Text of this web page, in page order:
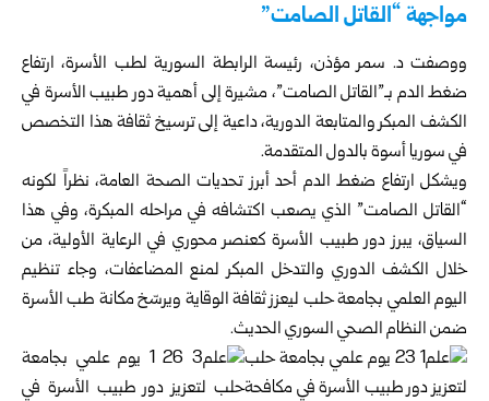
مواجهة “القاتل الصامت”
ووصفت د. سمر مؤذن، رئيسة الرابطة السورية لطب الأسرة، ارتفاع
ضغط الدم بـ”القاتل الصامت”، مشيرة إلى أهمية دور طبيب الأسرة في
الكشف المبكر والمتابعة الدورية، داعية إلى ترسيخ ثقافة هذا التخصص
في سوريا أسوة بالدول المتقدمة.
ويشكل ارتفاع ضغط الدم أحد أبرز تحديات الصحة العامة، نظراً لكونه
“القاتل الصامت” الذي يصعب اكتشافه في مراحله المبكرة، وفي هذا
السياق، يبرز دور طبيب الأسرة كعنصر محوري في الرعاية الأولية، من
خلال الكشف الدوري والتدخل المبكر لمنع المضاعفات، وجاء تنظيم
اليوم العلمي بجامعة حلب ليعزز ثقافة الوقاية ويرسّخ مكانة طب الأسرة
ضمن النظام الصحي السوري الحديث.